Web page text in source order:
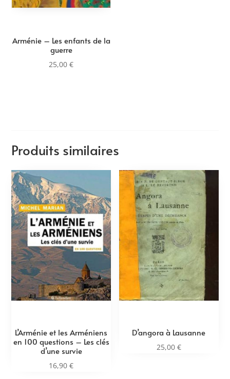
Arménie – Les enfants de la
guerre
25,00€
Produits similaires
L’Arménie et les Arméniens
en 100 questions – Les clés
d’une survie
16,90€
D’angora à Lausanne
25,00 €